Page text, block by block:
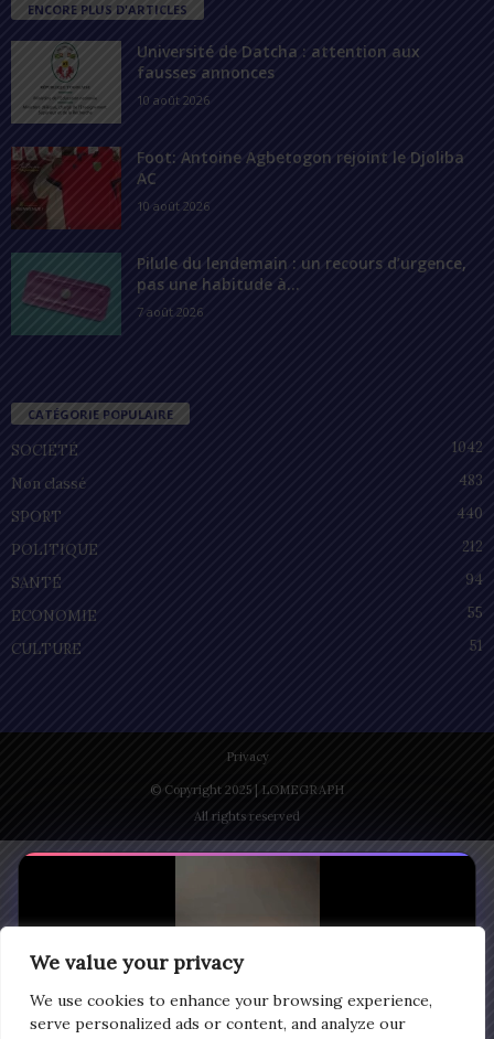
We value your privacy
We use cookies to enhance your browsing experience,
serve personalized ads or content, and analyze our
ENCORE PLUS D'ARTICLES
Université de Datcha : attention aux
fausses annonces
10 août 2026
Foot: Antoine Agbetogon rejoint le Djoliba
AC
10 août 2026
Pilule du lendemain : un recours d’urgence,
pas une habitude à...
7 août 2026
CATÉGORIE POPULAIRE
SOCIÉTÉ
1042
Non classé
483
SPORT
440
POLITIQUE
212
SANTÉ
94
ECONOMIE
55
CULTURE
51
Privacy
© Copyright 2025 | LOMEGRAPH
All rights reserved